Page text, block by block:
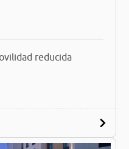
reducida